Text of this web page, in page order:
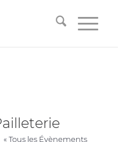
« Tous les Évènements